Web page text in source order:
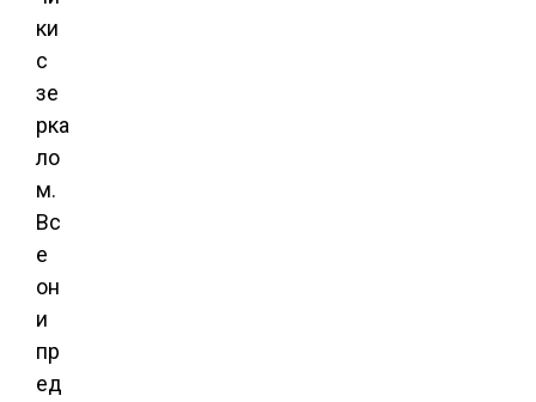
ки
с
зе
рка
ло
м.
Вс
е
он
и
пр
ед